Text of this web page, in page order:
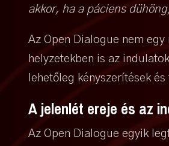
akkor, ha a páciens
Az Open Dialogue nem
helyzetekben is az
lehetőleg kényszerítések
A jelenlét ereje és az
Az Open Dialogue egyik